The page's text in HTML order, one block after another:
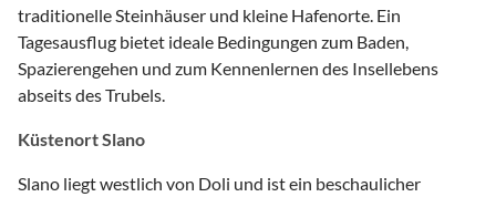
traditionelle Steinhäuser und kleine Hafenorte. Ein
Tagesausflug bietet ideale Bedingungen zum Baden,
Spazierengehen und zum Kennenlernen des Insellebens
abseits des Trubels.
Küstenort Slano
Slano liegt westlich von Doli und ist ein beschaulicher